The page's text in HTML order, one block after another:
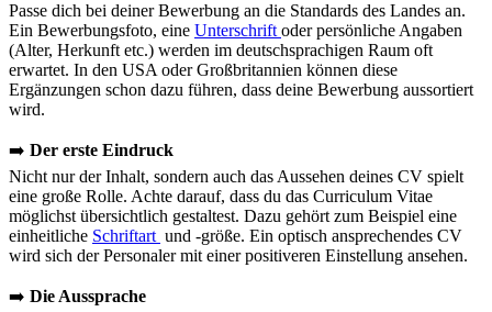
Passe dich bei deiner Bewerbung an die Standards des Landes an.
Ein Bewerbungsfoto, eine Unterschrift oder persönliche Angaben
(Alter, Herkunft etc.) werden im deutschsprachigen Raum oft
erwartet. In den USA oder Großbritannien können diese
Ergänzungen schon dazu führen, dass deine Bewerbung aussortiert
wird.
➡️ Der erste Eindruck
Nicht nur der Inhalt, sondern auch das Aussehen deines CV spielt
eine große Rolle. Achte darauf, dass du das Curriculum Vitae
möglichst übersichtlich gestaltest. Dazu gehört zum Beispiel eine
einheitliche Schriftart und -größe. Ein optisch ansprechendes CV
wird sich der Personaler mit einer positiveren Einstellung ansehen.
➡️ Die Aussprache